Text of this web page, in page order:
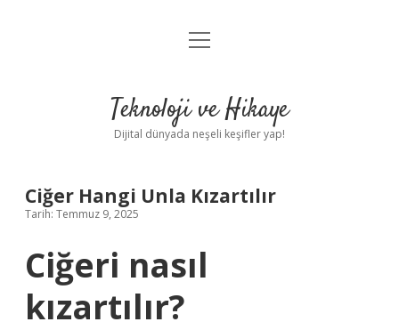
Anasayfa
Yasal Uyarı
menüyü
Teknoloji ve Hikaye
Dijital dünyada neşeli keşifler yap!
Ciğer Hangi Unla Kızartılır
Tarih: Temmuz 9, 2025
Ciğeri nasıl
kızartılır?